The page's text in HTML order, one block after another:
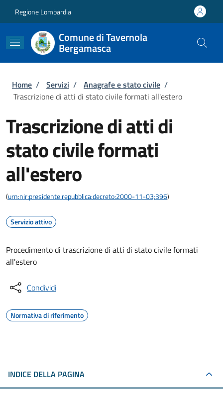
Regione Lombardia
Comune di Tavernola
Bergamasca
Briciole di pane
Home / Servizi / Anagrafe e stato civile /
Trascrizione di atti di stato civile formati all'estero
Trascrizione di atti di
stato civile formati
all'estero
(urn:nir:presidente.repubblica:decreto:2000-11-03;396)
Servizio attivo
Procedimento di trascrizione di atti di stato civile formati
all'estero
Condividi
Normativa di riferimento
INDICE DELLA PAGINA